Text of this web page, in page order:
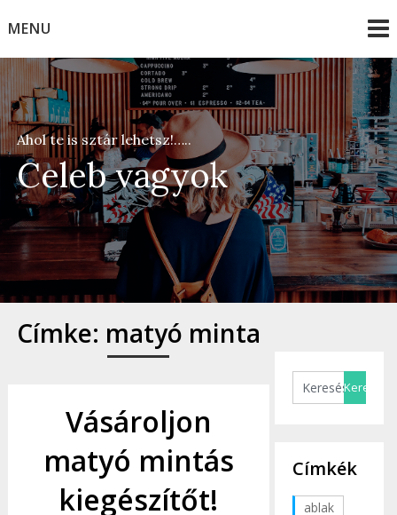
toMENU
Celeb vagyok
Ahol te is sztár lehetsz!…..
Címke: matyó minta
Vásároljon
matyó mintás
kiegészítőt!
Címkék
ablak